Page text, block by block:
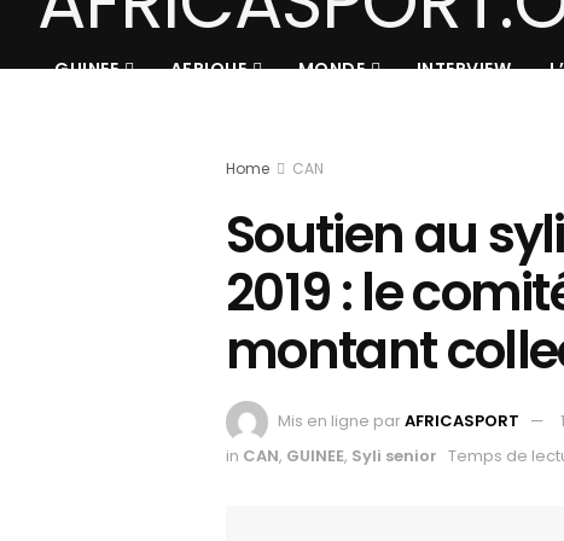
GUINEE AFRIQUE MONDE INTERVIEW
Home CAN
Soutien au
2019 : le
montant
Mis en ligne parAFRICASPORT
in CAN, GUINEE, Syli senior Temps de